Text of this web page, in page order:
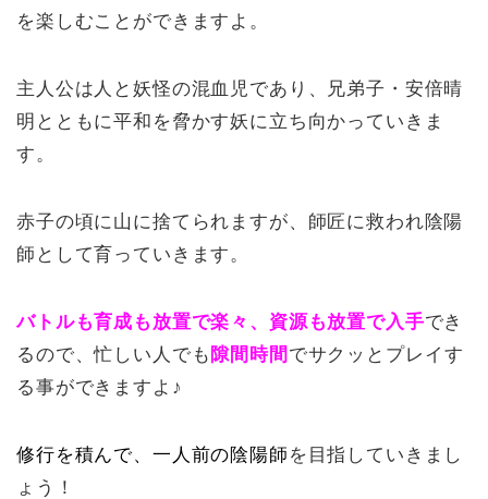
を楽しむことができますよ。
主人公は人と妖怪の混血児であり、兄弟子・安倍晴
明とともに平和を脅かす妖に立ち向かっていきま
す。
赤子の頃に山に捨てられますが、師匠に救われ陰陽
師として育っていきます。
バトルも育成も放置で楽々、資源も放置で入手でき
るので、忙しい人でも 隙間時間 でサクッとプレイす
る事ができますよ♪
修行を積んで、一人前の陰陽師 を目指していきまし
ょう！